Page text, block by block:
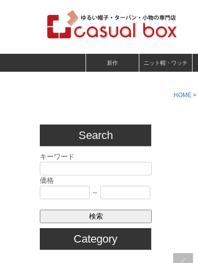
新作 ニット帽・ワッチ
Search
キーワード
価格
～
検索
Category
HOME